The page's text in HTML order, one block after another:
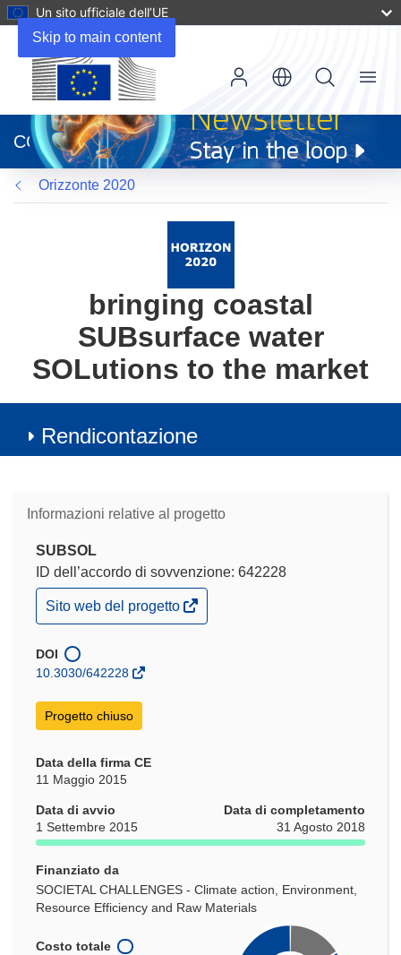
Skip to main content
Un sito ufficiale dell’UE
apre
in
una
nuova
finestra)
CORDIS
Menu
Orizzonte 2020
bringing coastal
SUBsurface water
SOLutions to the market
Rendicontazione
Informazioni relative al progetto
SUBSOL
ID dell’accordo di sovvenzione: 642228
(si
apre
una
nuova
Sito web del progetto
DOI
10.3030/642228
Progetto chiuso
Data della firma CE
11 Maggio 2015
Data di avvio
1 Settembre 2015
Data di completamento
31 Agosto 2018
Finanziato da
SOCIETAL CHALLENGES - Climate action, Environment,
Resource Efficiency and Raw Materials
Costo totale